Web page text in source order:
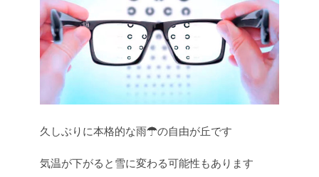
久しぶりに本格的な雨☂の自由が丘です
気温が下がると雪に変わる可能性もあります